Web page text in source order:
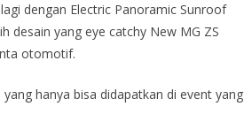
dengan Electric Panoramic Sunroof
desain yang eye catchy New MG ZS
otomotif.
hanya bisa didapatkan di event yang